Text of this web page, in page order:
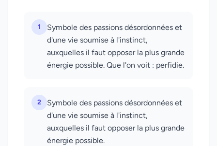
1
Symbole des passions désordonnées et
d'une vie soumise à l'instinct,
auxquelles il faut opposer la plus grande
énergie possible. Que l'on voit : perfidie.
2
Symbole des passions désordonnées et
d'une vie soumise à l'instinct,
auxquelles il faut opposer la plus grande
énergie possible.